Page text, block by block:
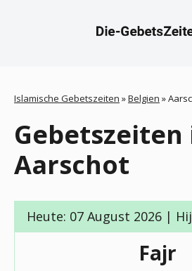
Islamische Gebetszeiten »Belgien »
Gebetszeiten
Aarschot
Heute: 07 August 2026 |
Fajr